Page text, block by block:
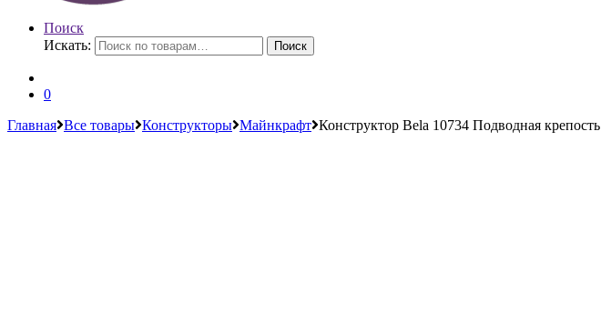
Поиск
Искать:
Поиск
0
Главная Все товары Конструкторы Майнкрафт Конструктор Bela 10734 Подводная крепость